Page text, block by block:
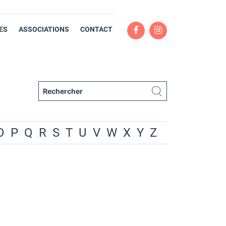
ASSOCIATIONS CONTACT
P Q R S T U V W X Y Z